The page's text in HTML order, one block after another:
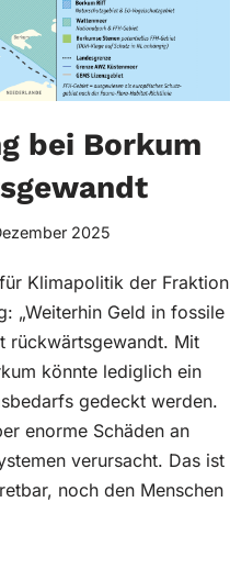
bei Borkum
2025
Klimapolitik der Fraktion
„Weiterhin Geld in fossile
rückwärtsgewandt. Mit
könnte lediglich ein
gedeckt werden.
enorme Schäden an
verursacht. Das ist
noch den Menschen